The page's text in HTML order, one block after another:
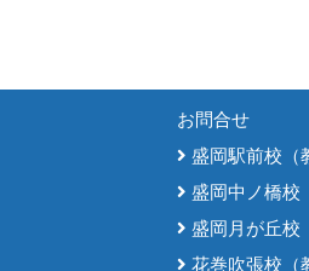
お問合せ
盛岡駅前校（
盛岡中ノ橋校
盛岡月が丘校
花巻吹張校（